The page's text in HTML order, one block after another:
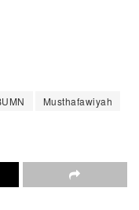
Musthafawiyah